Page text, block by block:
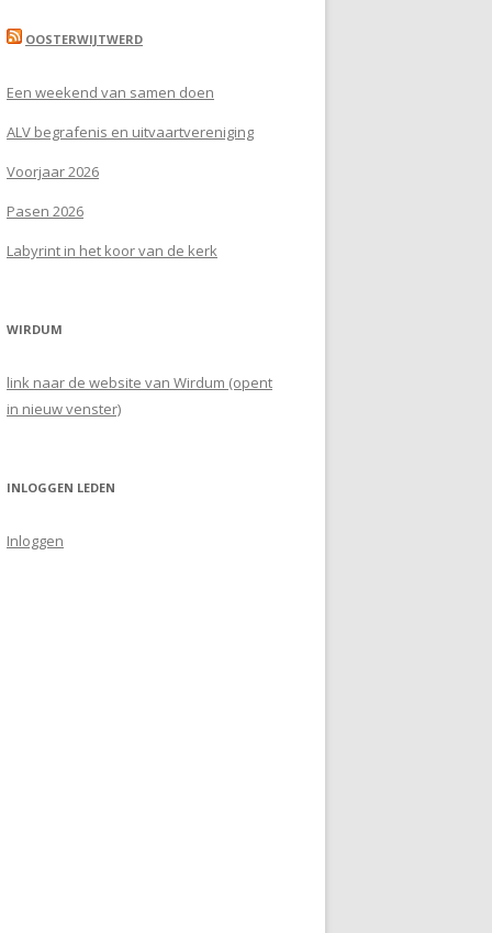
OOSTERWIJTWERD
Een weekend van samen doen
ALV begrafenis en uitvaartvereniging
Voorjaar 2026
Pasen 2026
Labyrint in het koor van de kerk
WIRDUM
link naar de website van Wirdum (opent
in nieuw venster)
INLOGGEN LEDEN
Inloggen